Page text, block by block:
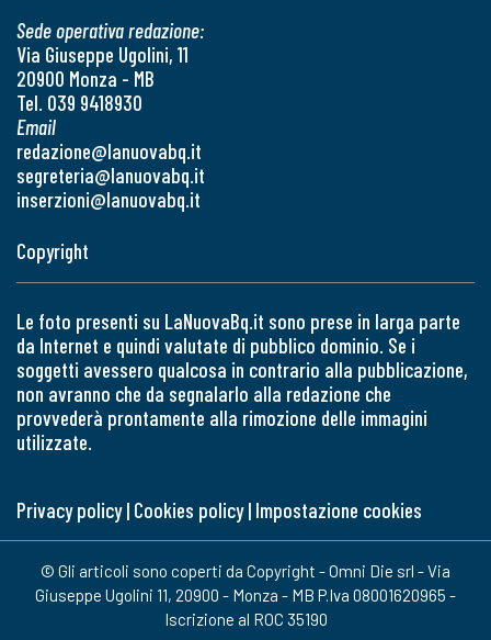
Sede operativa redazione:
Via Giuseppe Ugolini, 11
20900 Monza - MB
Tel. 039 9418930
Email
redazione@lanuovabq.it
segreteria@lanuovabq.it
inserzioni@lanuovabq.it
Copyright
Le foto presenti su LaNuovaBq.it sono prese in larga parte
da Internet e quindi valutate di pubblico dominio. Se i
soggetti avessero qualcosa in contrario alla pubblicazione,
non avranno che da segnalarlo alla redazione che
provvederà prontamente alla rimozione delle immagini
utilizzate.
Privacy policy| Cookies policy| Impostazione cookies
© Gli articoli sono coperti da Copyright - Omni Die srl - Via
Giuseppe Ugolini 11, 20900 - Monza - MB P.Iva 08001620965 -
Iscrizione al ROC 35190